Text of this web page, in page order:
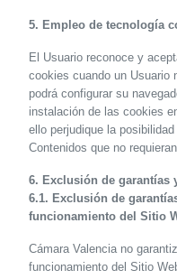
5. Empleo de tecnología
El Usuario reconoce y
cookies cuando un Usuario
podrá configurar su
instalación de las cookies
ello perjudique la
Contenidos que no
6. Exclusión de garantías
6.1. Exclusión de
funcionamiento del Sitio
Cámara Valencia no
funcionamiento del Sitio